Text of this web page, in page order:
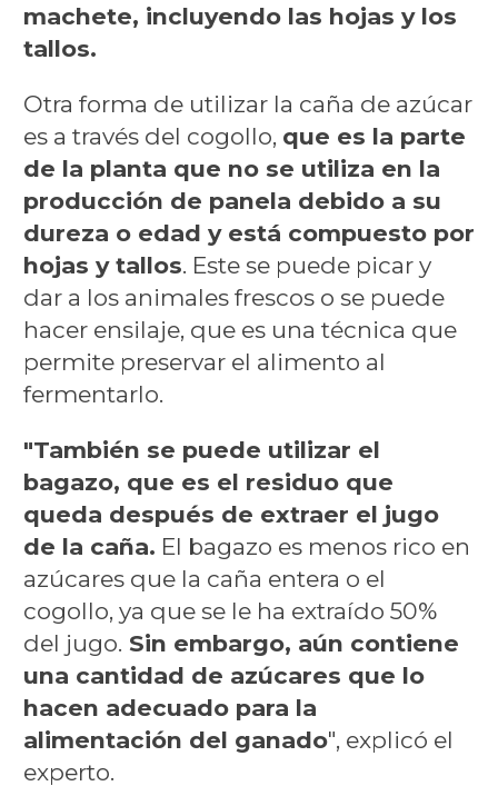
machete, incluyendo las hojas y los
tallos.
Otra forma de utilizar la caña de azúcar
es a través del cogollo, que es la parte
de la planta que no se utiliza en la
producción de panela debido a su
dureza o edad y está compuesto por
hojas y tallos. Este se puede picar y
dar a los animales frescos o se puede
hacer ensilaje, que es una técnica que
permite preservar el alimento al
fermentarlo.
"También se puede utilizar el
bagazo, que es el residuo que
queda después de extraer el jugo
de la caña. El bagazo es menos rico en
azúcares que la caña entera o el
cogollo, ya que se le ha extraído 50%
del jugo. Sin embargo, aún contiene
una cantidad de azúcares que lo
hacen adecuado para la
alimentación del ganado", explicó el
experto.